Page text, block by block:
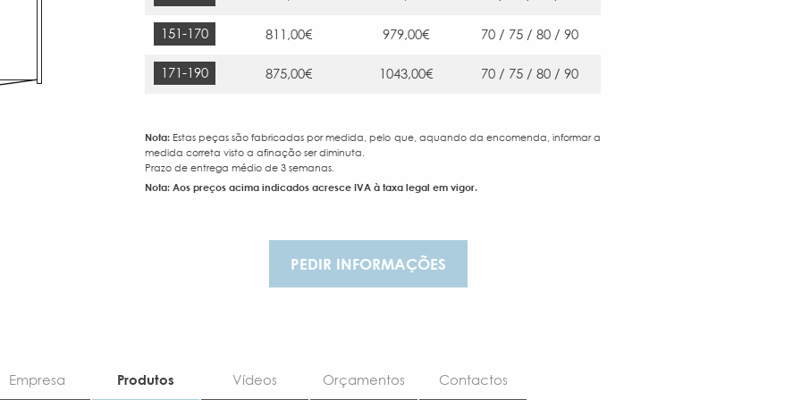
151-170 811,00€ 979,00€ 70 / 75 / 80 / 90
171-190 875,00€ 1043,00€ 70 / 75 / 80 / 90
Nota: Estas peças são fabricadas por medida, pelo que, aquando da encomenda, informar a
medida correta visto a afinação ser diminuta.
Prazo de entrega médio de 3 semanas.
Nota: Aos preços acima indicados acresce IVA à taxa legal em vigor.
PEDIR INFORMAÇÕES
Empresa Produtos Vídeos Orçamentos Contactos